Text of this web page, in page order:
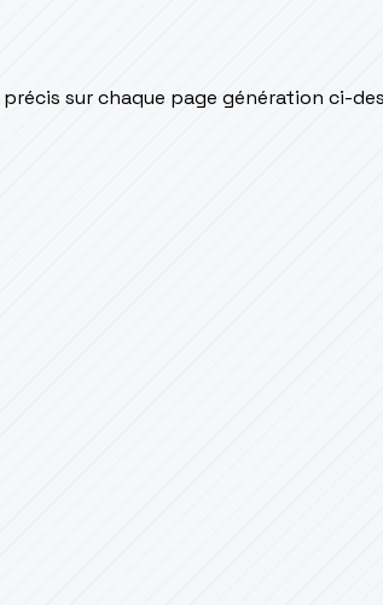
sur chaque page génération ci-